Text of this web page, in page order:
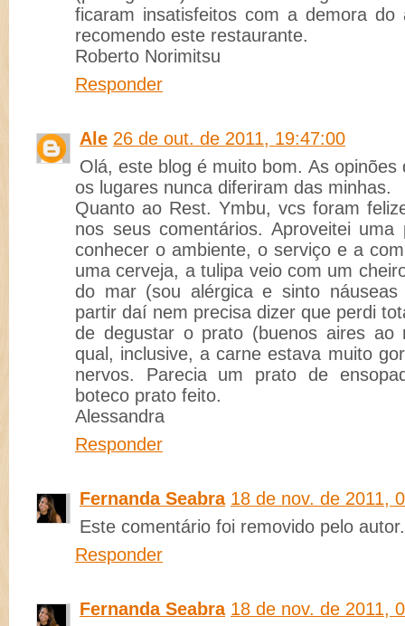
ficaram insatisfeitos com a demora do
recomendo este restaurante.
Roberto Norimitsu
Responder
Ale 26 de out. de 2011, 19:47:00
Olá, este blog é muito bom. As opinões
os lugares nunca diferiram das minhas.
Quanto ao Rest. Ymbu, vcs foram
nos seus comentários. Aproveitei
conhecer o ambiente, o serviço e a
uma cerveja, a tulipa veio com um
do mar (sou alérgica e sinto
partir daí nem precisa dizer que perdi
de degustar o prato (buenos aires ao
qual, inclusive, a carne estava muito
nervos. Parecia um prato de
boteco prato feito.
Alessandra
Responder
Fernanda Seabra 18 de nov. de 2011,
Este comentário foi removido pelo autor.
Responder
Fernanda Seabra 18 de nov. de 2011,